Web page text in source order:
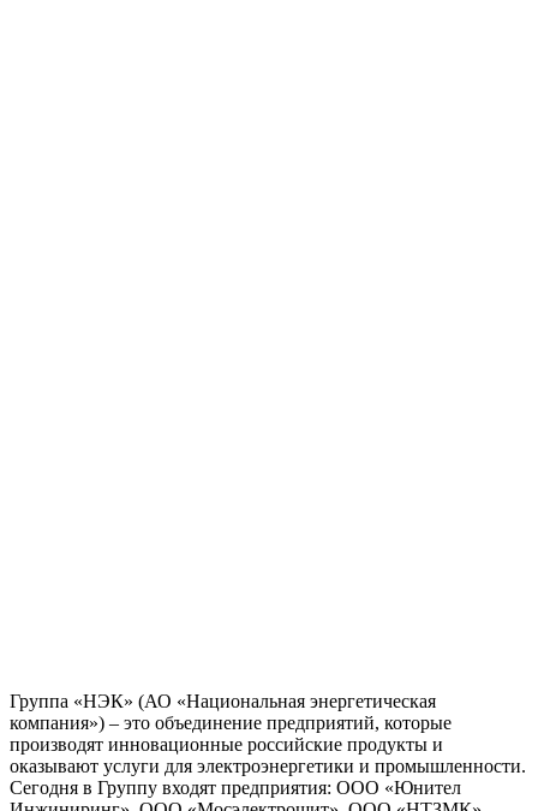
Группа «НЭК» (АО «Национальная энергетическая
компания») – это объединение предприятий, которые
производят инновационные российские продукты и
оказывают услуги для электроэнергетики и промышленности.
Сегодня в Группу входят предприятия: ООО «Юнител